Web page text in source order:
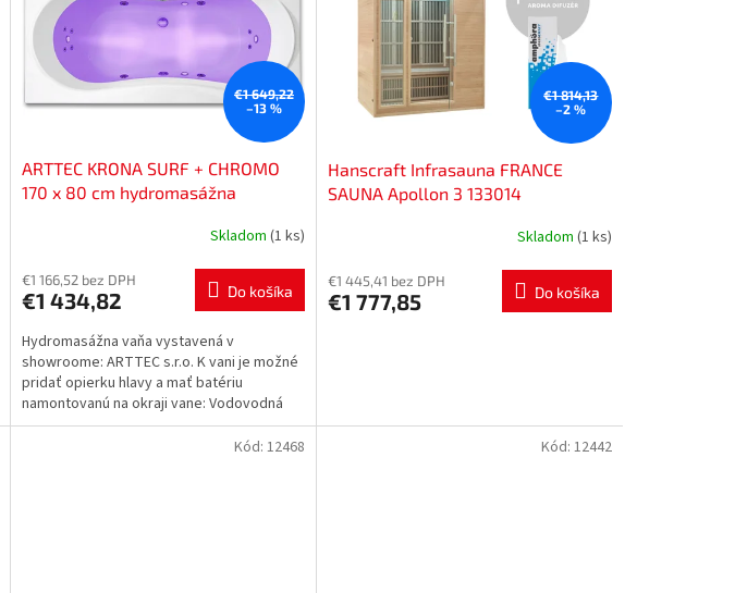
€1 649,22
–13 %
ARTTEC KRONA SURF + CHROMO
170 x 80 cm hydromasážna
Skladom (1 ks)
€1 166,52 bez DPH
€1 434,82 Do košíka
Hydromasážna vaňa vystavená v
showroome: ARTTEC s.r.o. K vani je možné
pridať opierku hlavy a mať batériu
namontovanú na okraji vane: Vodovodná
batéria na okraj vane AFRODITA...
€1 814,13
–2 %
Hanscraft Infrasauna FRANCE
SAUNA Apollon 3 133014
Skladom (1 ks)
€1 445,41 bez DPH
€1 777,85 Do košíka
Kód: 12468 Kód: 12442